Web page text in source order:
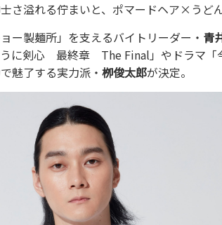
さ溢れる佇まいと、ポマードヘア×うど
ー製麺所」を支えるバイトリーダー・ 青
に剣心 最終章 The Final」やドラマ「
魅了する実力派・ 栁俊太郎が決定。